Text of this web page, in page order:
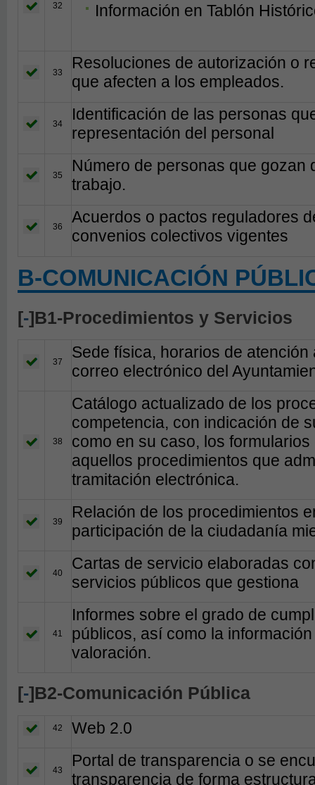
32
Información en Tablón
33
Resoluciones de autorización o
que afecten a los empleados.
34
Identificación de las personas
representación del personal
35
Número de personas que gozan
trabajo.
36
Acuerdos o pactos reguladores
convenios colectivos vigentes
B-COMUNICACIÓN
[-]B1-Procedimientos y Servicios
37
Sede física, horarios de
correo electrónico del
38
Catálogo actualizado de los
competencia, con indicación de
como en su caso, los
aquellos procedimientos que
tramitación electrónica.
39
Relación de los procedimientos
participación de la ciudadanía
40
Cartas de servicio elaboradas
servicios públicos que gestiona
41
Informes sobre el grado de
públicos, así como la
valoración.
[-]B2-Comunicación Pública
42 Web 2.0
43
Portal de transparencia o se
transparencia de forma